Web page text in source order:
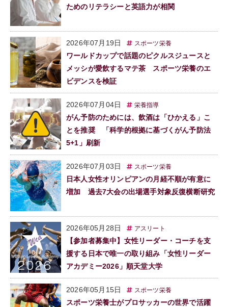
ためのリテラシーと英語力が相関
2026年07月19日 スポーツ栄養
ワールドカップで話題のピクルスジュースと
メッシが愛飲するマテ茶 スポーツ栄養のエ
ビデンスを検証
2026年07月04日 栄養指導
がん予防のためには、飲酒は「ひかえる」こ
とを推奨 「科学的根拠に基づくがん予防法
5+1」刷新
2026年07月03日 スポーツ栄養
日本人女性オリンピアンの月経不順が有意に
増加 過去7大会の出場選手対象反復横断研究
2026年05月28日 アスリート
【参加者募集中】女性リーダー・コーチを支
援する日本で唯一の取り組み「女性リーダー
アカデミー2026」順天堂大学
2026年05月15日 スポーツ栄養
スポーツ栄養士がプロサッカーの世界で活躍